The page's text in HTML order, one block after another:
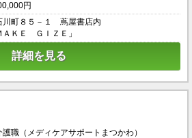
円
川町８５－１ 蔦屋書店内
ＡＫＥ ＧＩＺＥ」
詳細を見る
護職（メディケアサポートまつかわ）